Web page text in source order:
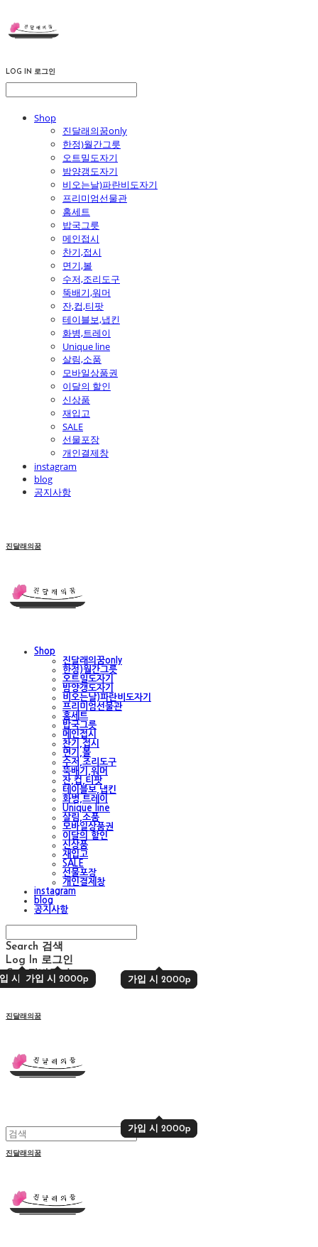
LOG IN 로그인
Shop
진달래의꿈only
한정)월간그릇
오트밀도자기
밤양갱도자기
비오는날)파란비도자기
프리미엄선물관
홈세트
밥국그릇
메인접시
찬기,접시
면기,볼
수저,조리도구
뚝배기,워머
잔,컵,티팟
테이블보,냅킨
화병,트레이
Unique line
살림,소품
모바일상품권
이달의 할인
신상품
재입고
SALE
선물포장
개인결제창
instagram
blog
공지사항
진달래의꿈
Shop
진달래의꿈only
한정)월간그릇
오트밀도자기
밤양갱도자기
비오는날)파란비도자기
프리미엄선물관
홈세트
밥국그릇
메인접시
찬기,접시
면기,볼
수저,조리도구
뚝배기,워머
잔,컵,티팟
테이블보,냅킨
화병,트레이
Unique line
살림,소품
모바일상품권
이달의 할인
신상품
재입고
SALE
선물포장
개인결제창
instagram
blog
공지사항
Search 검색
Log In
시 2000p
로그인
가입 시 2000p 가입 시 2000p
가입 시 2000p
Cart장바구니
진달래의꿈
가입 시 2000p
가입 시 2000p
진달래의꿈